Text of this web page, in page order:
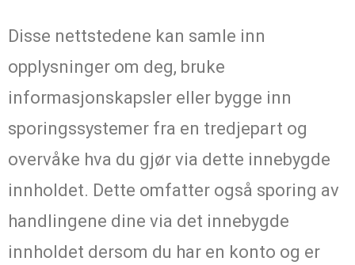
Disse nettstedene kan samle inn
opplysninger om deg, bruke
informasjonskapsler eller bygge inn
sporingssystemer fra en tredjepart og
overvåke hva du gjør via dette innebygde
innholdet. Dette omfatter også sporing av
handlingene dine via det innebygde
innholdet dersom du har en konto og er